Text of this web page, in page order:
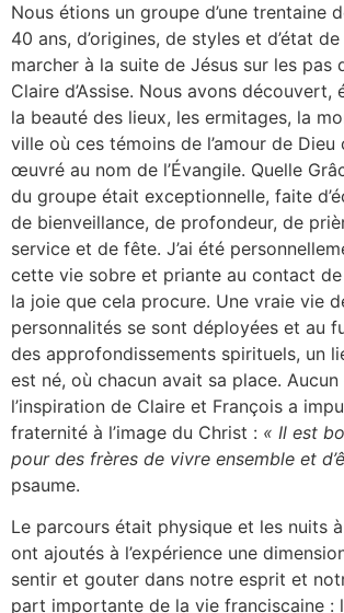
Nous étions un groupe d’une trentaine
40 ans, d’origines, de styles et d’état
marcher à la suite de Jésus sur les pas
Claire d’Assise. Nous avons découvert,
la beauté des lieux, les ermitages, la
ville où ces témoins de l’amour de
œuvré au nom de l’Évangile. Quelle
du groupe était exceptionnelle, faite
de bienveillance, de profondeur, de
service et de fête. J’ai été
cette vie sobre et priante au contact
la joie que cela procure. Une vraie vie
personnalités se sont déployées et au
des approfondissements spirituels, un
est né, où chacun avait sa place.
l’inspiration de Claire et François a
fraternité à l’image du Christ : « Il est
pour des frères de vivre ensemble et
psaume.
Le parcours était physique et les nuits
ont ajoutés à l’expérience une
sentir et gouter dans notre esprit et
part importante de la vie franciscaine :